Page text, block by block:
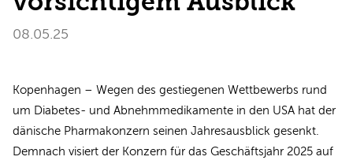
08.05.25
Kopenhagen – Wegen des gestiegenen Wettbewerbs rund
um Diabetes- und Abnehmmedikamente in den USA hat der
dänische Pharmakonzern seinen Jahresausblick gesenkt.
Demnach visiert der Konzern für das Geschäftsjahr 2025 auf